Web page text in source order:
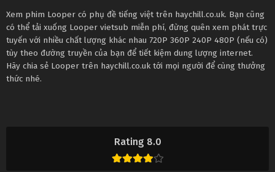
Rating 8.0
Xem phim Looper có phụ đề tiếng việt trên haychill.co.uk. Bạn cũng
có thể tải xuống Looper vietsub miễn phí, đừng quên xem phát trực
tuyến với nhiều chất lượng khác nhau 720P 360P 240P 480P (nếu có)
tùy theo đường truyền của bạn để tiết kiệm dung lượng internet.
Hãy chia sẻ Looper trên haychill.co.uk tới mọi người để cùng thưởng
thức nhé.